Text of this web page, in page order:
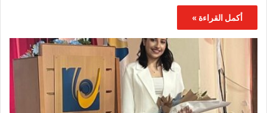
أكمل القراءة »